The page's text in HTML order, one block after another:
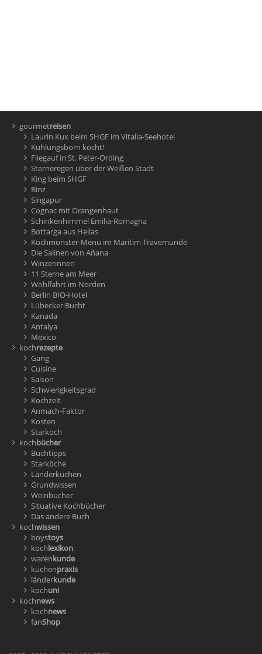
gourmetreisen
Laurin Kux beim SHGF im Vitalia-Seehotel
Kühlungsborn kocht!
Fliegauf in St. Peter-Ording
Sterneregen über der Weißen Stadt
King beim SHGF
Binz
Singapur
Cognac mit Orangenhaut
Schinkenhimmel Emilia-Romagna
Bottarga aus Hellas
Kochmonster-Menü im Maritim Travemünde
Die Salinen von Añana
Winzerinnen
11 Sterne am Meer
Wohlfahrt im Norden
Berlin BIO-Hotel
Lübecker Bucht
Kanada
Antalya
Mexico
kochrezepte
Gang
Cuisine
Saison
Schwierigkeitsgrad
Kochzeit
Anmach-Faktor
Kosten
Starkoch
kochbücher
Buchtipps
Starköche
Länderküchen
Grundwissen
Weinbücher
Situative Kochbücher
Das andere Buch
kochwissen
boystoys
kochlexikon
warenkunde
küchenpraxis
länderkunde
kochuni
kochnews
kochnews
fanShop